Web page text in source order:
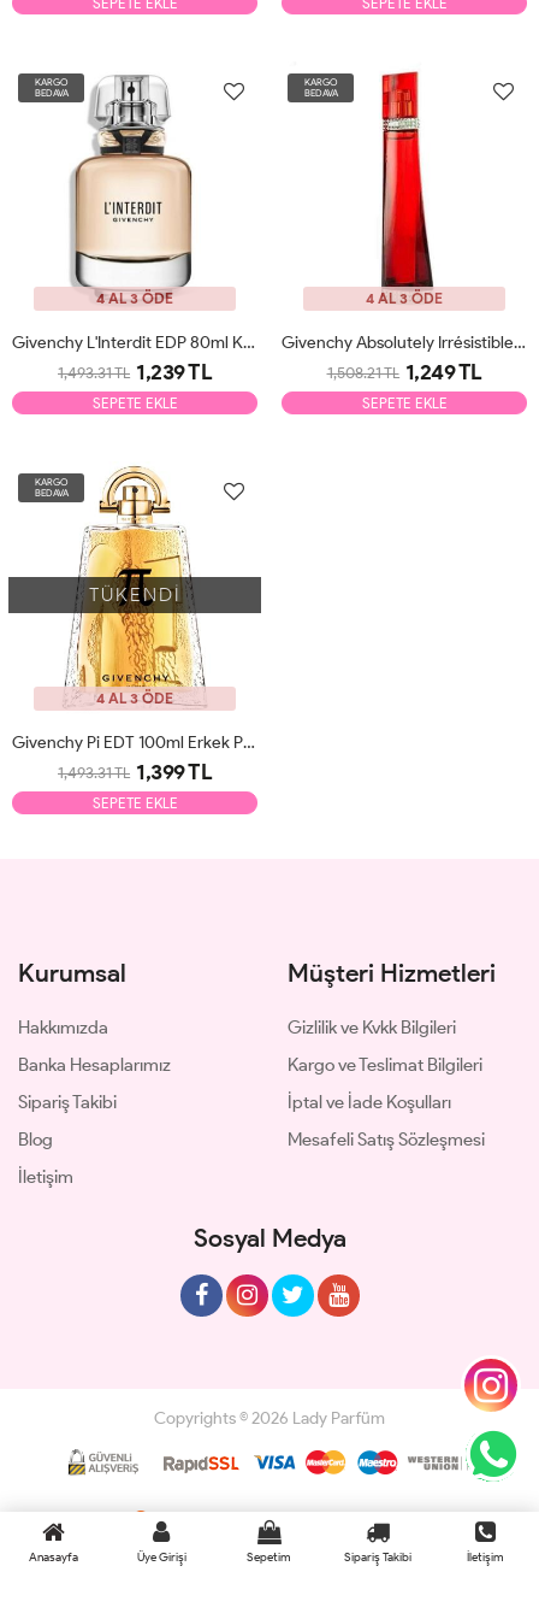
KARGO
BEDAVA
4 AL 3 ÖDE
Givenchy L'Interdit EDP 80ml Kadın Parfüm Tester
1,493.31 TL 1,239 TL
SEPETE EKLE
KARGO
BEDAVA
4 AL 3 ÖDE
Givenchy Absolutely Irrésistible EDP 75ml Kadın Parfüm Tester
1,508.21 TL 1,249 TL
SEPETE EKLE
KARGO
BEDAVA
4 AL 3 ÖDE
TÜKENDİ
Givenchy Pi EDT 100ml Erkek Parfüm Tester
1,493.31 TL 1,399 TL
SEPETE EKLE
Kurumsal
Hakkımızda
Banka Hesaplarımız
Sipariş Takibi
Blog
İletişim
Müşteri Hizmetleri
Gizlilik ve Kvkk Bilgileri
Kargo ve Teslimat Bilgileri
İptal ve İade Koşulları
Mesafeli Satış Sözleşmesi
Sosyal Medya
Copyrights © 2026 Lady Parfüm
Geliştir - powered by innovation
Anasayfa Üye Girişi Sepetim Sipariş Takibi İletişim